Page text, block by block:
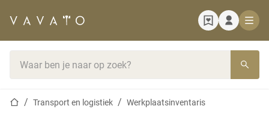
StartpaginaTransport en logistiek Werkplaatsinventaris